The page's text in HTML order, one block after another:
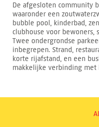
De afgesloten community
waaronder een
bubble pool, kinderbad,
clubhouse voor bewoners,
Twee ondergrondse
inbegrepen. Strand,
korte rijafstand, en een
makkelijke verbinding met